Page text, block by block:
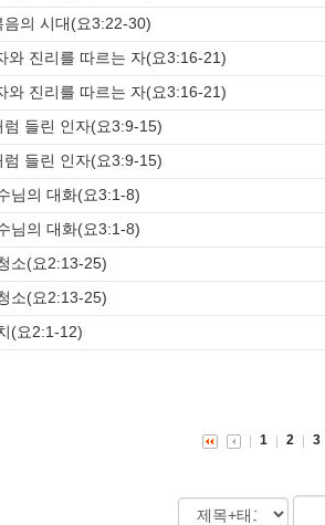
의 시대(요3:22-30)
와 진리를 따르는 자(요3:16-21)
와 진리를 따르는 자(요3:16-21)
들린 인자(요3:9-15)
들린 인자(요3:9-15)
님의 대화(요3:1-8)
님의 대화(요3:1-8)
소(요2:13-25)
소(요2:13-25)
(요2:1-12)
1 2 3